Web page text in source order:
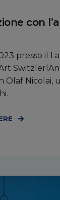
con
presso il
Olaf Nicolai,